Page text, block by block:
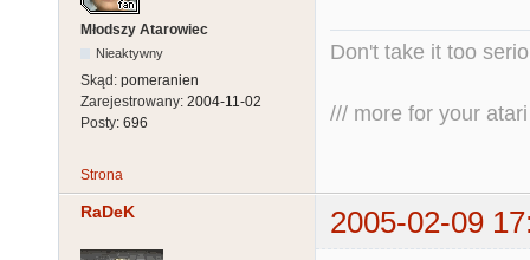
Młodszy Atarowiec
Nieaktywny
Skąd: pomeranien
Zarejestrowany: 2004-11-02
Posty: 696
Don't take it too
/// more for your
Strona
RaDeK 2005-02-09